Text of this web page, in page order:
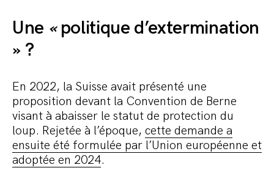
Une «politique d’extermination
» ?
En 2022, la Suisse avait présenté une
proposition devant la Convention de Berne
visant à abaisser le statut de protection du
loup. Rejetée à l’époque, cette demande a
ensuite été formulée par l’Union européenne et
adoptée en 2024.